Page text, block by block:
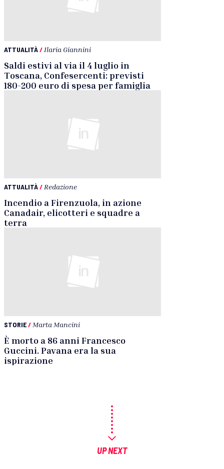
ATTUALITÀ/ Ilaria Giannini
Saldi estivi al via il 4 luglio in
Toscana, Confesercenti: previsti
180-200 euro di spesa per famiglia
ATTUALITÀ/ Redazione
Incendio a Firenzuola, in azione
Canadair, elicotteri e squadre a
terra
STORIE/ Marta Mancini
È morto a 86 anni Francesco
Guccini. Pavana era la sua
ispirazione
UP NEXT